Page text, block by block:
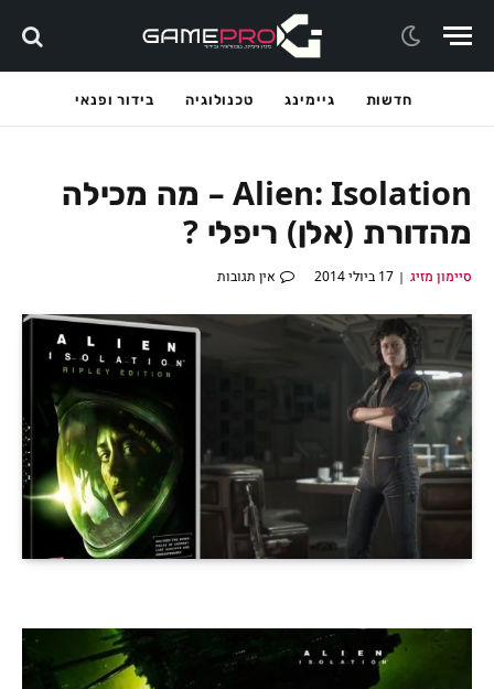
חדשות גיימינג טכנולוגיה בידור ופנאי
Alien: Isolation – מה מכילה
מהדורת (אלן) ריפלי ?
סיימון מזיג 17 ביולי 2014 אין תגובות